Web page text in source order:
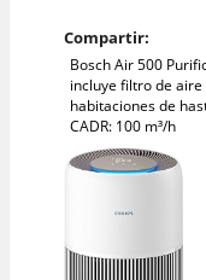
Compartir:
Bosch Air 500
incluye filtro de aire
habitaciones de
CADR: 100 m³/h